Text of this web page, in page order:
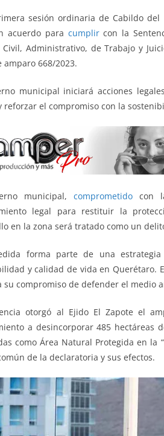
p
p
g
er
m tir
sesión ordinaria de Cabildo
acuerdo para cumplircon la
Civil, Administrativo, de Trabajo y
amparo 668/2023.
municipal iniciará acciones
reforzar el compromiso con la
municipal, comprometido con
legal para restituir la
en la zona será tratado como un
forma parte de una
y calidad de vida en Querétaro.
su compromiso de defender el medio
otorgó al Ejido El Zapote el
a desincorporar 485 hectáreas
como Área Natural Protegida en la
de la declaratoria y sus efectos.